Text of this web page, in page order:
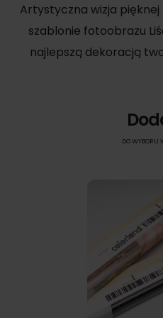
Artystyczna wizja
szablonie fotoobrazu
najlepszą dekoracją
DO WYBORU